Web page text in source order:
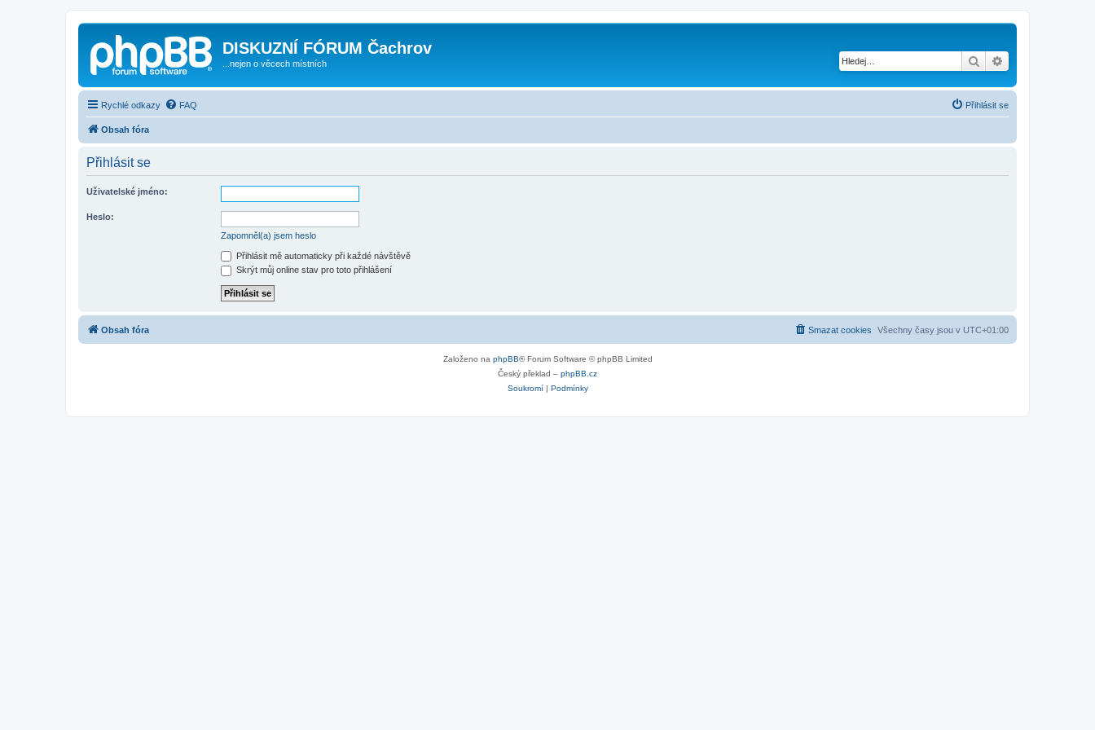
DISKUZNÍ FÓRUM Čachrov
...nejen o věcech místních Hledat
Rychlé odkazy FAQ Přihlásit se
Obsah fóra
Přihlásit se
Uživatelské jméno:
Heslo:
Zapomněl(a) jsem heslo
Přihlásit mě automaticky při každé návštěvě
Skrýt můj online stav pro toto přihlášení
Obsah fóra Všechny časy jsou v UTC+01:00
Smazat cookies
Založeno na phpBB® Forum Software © phpBB Limited
Český překlad – phpBB.cz
Soukromí| Podmínky